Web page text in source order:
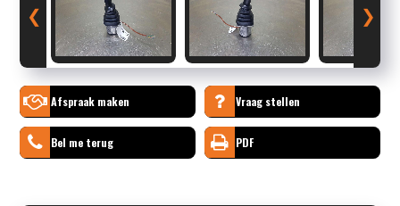
❮ ❯
Afspraak maken Vraag stellen
Bel me terug PDF